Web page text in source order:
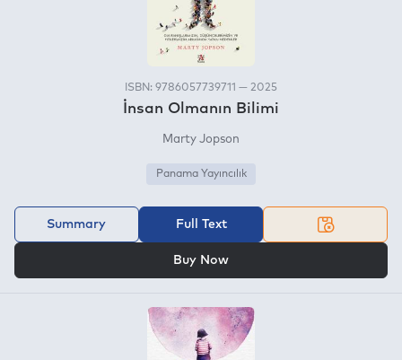
ISBN: 9786057739711 — 2025
İnsan Olmanın Bilimi
Marty Jopson
Panama Yayıncılık
Summary Full Text
Buy Now